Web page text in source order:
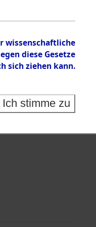
um
wissenschaftliche
diese Gesetze
sich ziehen kann.
Ich stimme zu